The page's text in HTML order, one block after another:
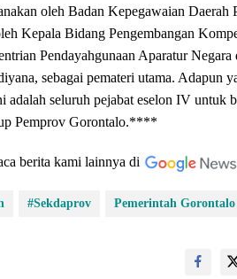
oleh Badan Kepegawaian Daerah
Kepala Bidang Pengembangan
Pendayahgunaan Aparatur Negara
sebagai pemateri utama. Adapun
adalah seluruh pejabat eselon IV untuk
Pemprov Gorontalo.****
berita kami lainnya di
#Sekdaprov Pemerintah Gorontalo